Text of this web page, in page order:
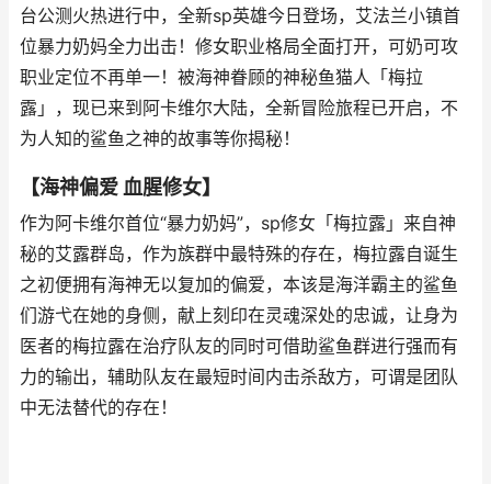
台公测火热进行中，全新sp英雄今日登场，艾法兰小镇首
位暴力奶妈全力出击！修女职业格局全面打开，可奶可攻
职业定位不再单一！被海神眷顾的神秘鱼猫人「梅拉
露」，现已来到阿卡维尔大陆，全新冒险旅程已开启，不
为人知的鲨鱼之神的故事等你揭秘！
【海神偏爱 血腥修女】
作为阿卡维尔首位“暴力奶妈”，sp修女「梅拉露」来自神
秘的艾露群岛，作为族群中最特殊的存在，梅拉露自诞生
之初便拥有海神无以复加的偏爱，本该是海洋霸主的鲨鱼
们游弋在她的身侧，献上刻印在灵魂深处的忠诚，让身为
医者的梅拉露在治疗队友的同时可借助鲨鱼群进行强而有
力的输出，辅助队友在最短时间内击杀敌方，可谓是团队
中无法替代的存在！